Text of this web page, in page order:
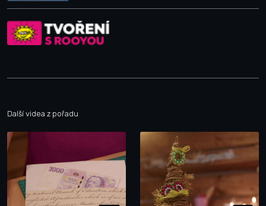
Další videa z pořadu